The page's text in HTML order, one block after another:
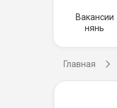
Вакансии
нянь
Главная